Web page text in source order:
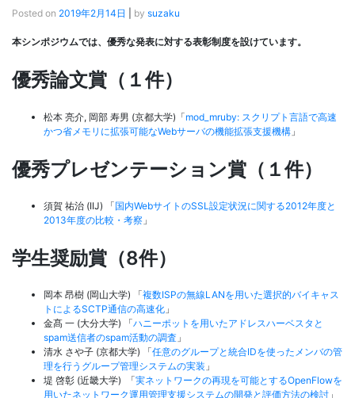
Posted on 2019年2月14日 by suzaku
本シンポジウムでは、優秀な発表に対する表彰制度を設けています。
優秀論文賞（１件）
松本 亮介, 岡部 寿男 (京都大学)「mod_mruby: スクリプト言語で高速
かつ省メモリに拡張可能なWebサーバの機能拡張支援機構 」
優秀プレゼンテーション賞（１件）
須賀 祐治 (IIJ) 「国内WebサイトのSSL設定状況に関する2012年度と
2013年度の比較・考察 」
学生奨励賞（8件）
岡本 昂樹 (岡山大学) 「複数ISPの無線LANを用いた選択的バイキャス
トによるSCTP通信の高速化 」
金髙 一 (大分大学) 「ハニーポットを用いたアドレスハーベスタと
spam送信者のspam活動の調査 」
清水 さや子 (京都大学) 「任意のグループと統合IDを使ったメンバの管
理を行うグループ管理システムの実装 」
堤 啓彰 (近畿大学) 「実ネットワークの再現を可能とするOpenFlowを
用いたネットワーク運用管理支援システムの開発と評価方法の検討 」